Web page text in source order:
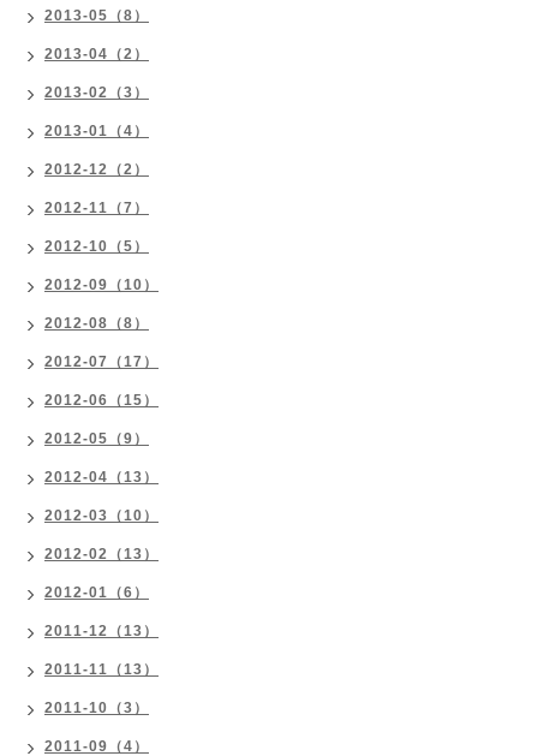
2013-05（8）
2013-04（2）
2013-02（3）
2013-01（4）
2012-12（2）
2012-11（7）
2012-10（5）
2012-09（10）
2012-08（8）
2012-07（17）
2012-06（15）
2012-05（9）
2012-04（13）
2012-03（10）
2012-02（13）
2012-01（6）
2011-12（13）
2011-11（13）
2011-10（3）
2011-09（4）